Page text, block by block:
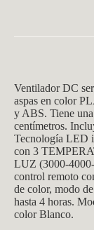
Ventilador DC
aspas en color
y ABS. Tiene
centímetros.
Tecnología LED
con 3
LUZ (3000-
control remoto
de color, modo
hasta 4 horas.
color Blanco.